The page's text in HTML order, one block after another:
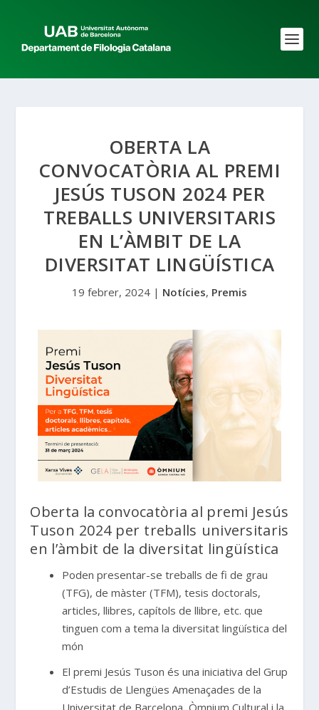
OBERTA LA
CONVOCATÒRIA AL PREMI
JESÚS TUSON 2024 PER
TREBALLS UNIVERSITARIS
EN L’ÀMBIT DE LA
DIVERSITAT LINGÜÍSTICA
19 febrer, 2024 | Notícies, Premis
Oberta la convocatòria al premi Jesús
Tuson 2024 per treballs universitaris
en l’àmbit de la diversitat lingüística
Poden presentar-se treballs de fi de grau
(TFG), de màster (TFM), tesis doctorals,
articles, llibres, capítols de llibre, etc. que
tinguen com a tema la diversitat lingüística del
món
El premi Jesús Tuson és una iniciativa del Grup
d’Estudis de Llengües Amenaçades de la
Universitat de Barcelona, Òmnium Cultural i la